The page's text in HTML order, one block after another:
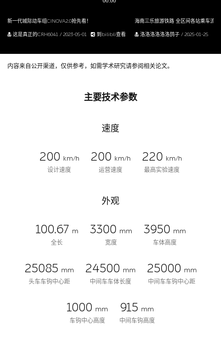
新一代城际动车组CINOVA2.0抢先看！
到bilibli查看
这是真正的CRH6041 / 2023-05-01
海南三乐旅游铁路 全区间各站乘车流
洛洛洛洛洛洛鸽子 / 2025-01-25
内容来自公开渠道，仅供参考，如需学术研究请参阅相关论文。
主要技术参数
速度
200
km/h
设计速度
200
km/h
运营速度
220
km/h
最高实验速度
外观
100.67 m
全长
3300 mm
宽度
3950 mm
车体高度
25085 mm
头车车钩中心距
24500 mm
中间车车体长度
25000 mm
中间车车钩中心距
1000 mm
车钩中心高度
915 mm
中间车钩高度